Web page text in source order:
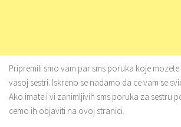
Pripremili smo vam par sms poruka koje
vasoj sestri. Iskreno se nadamo da ce vam se
Ako imate i vi zanimljivih sms poruka za sestru
cemo ih objaviti na ovoj stranici.